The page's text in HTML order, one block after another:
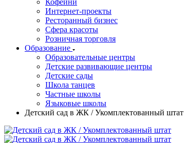
Интернет-проекты
Ресторанный бизнес
Сфера красоты
Розничная торговля
Образование
Образовательные центры
Детские развивающие центры
Детские сады
Школа танцев
Частные школы
Языковые школы
Детский сад в ЖК / Укомплектованный штат